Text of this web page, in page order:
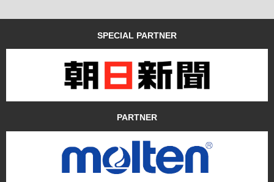
SPECIAL PARTNER
PARTNER